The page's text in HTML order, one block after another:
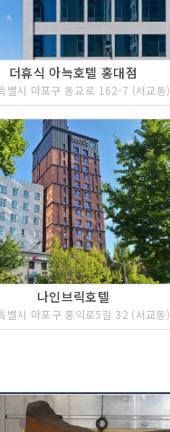
더휴식 아늑호텔 홍대점
별시 마포구 동교로 162-7 (서교동)
나인브릭호텔
별시 마포구 홍익로5길 32 (서교동)